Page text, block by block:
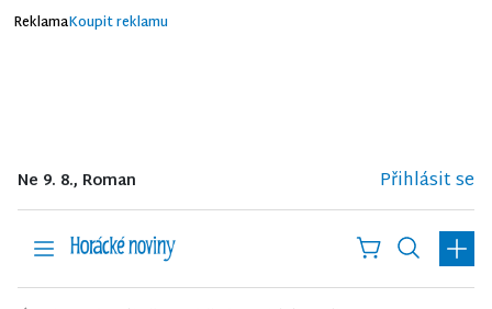
ReklamaKoupit reklamu
Ne 9. 8., Roman Přihlásit se